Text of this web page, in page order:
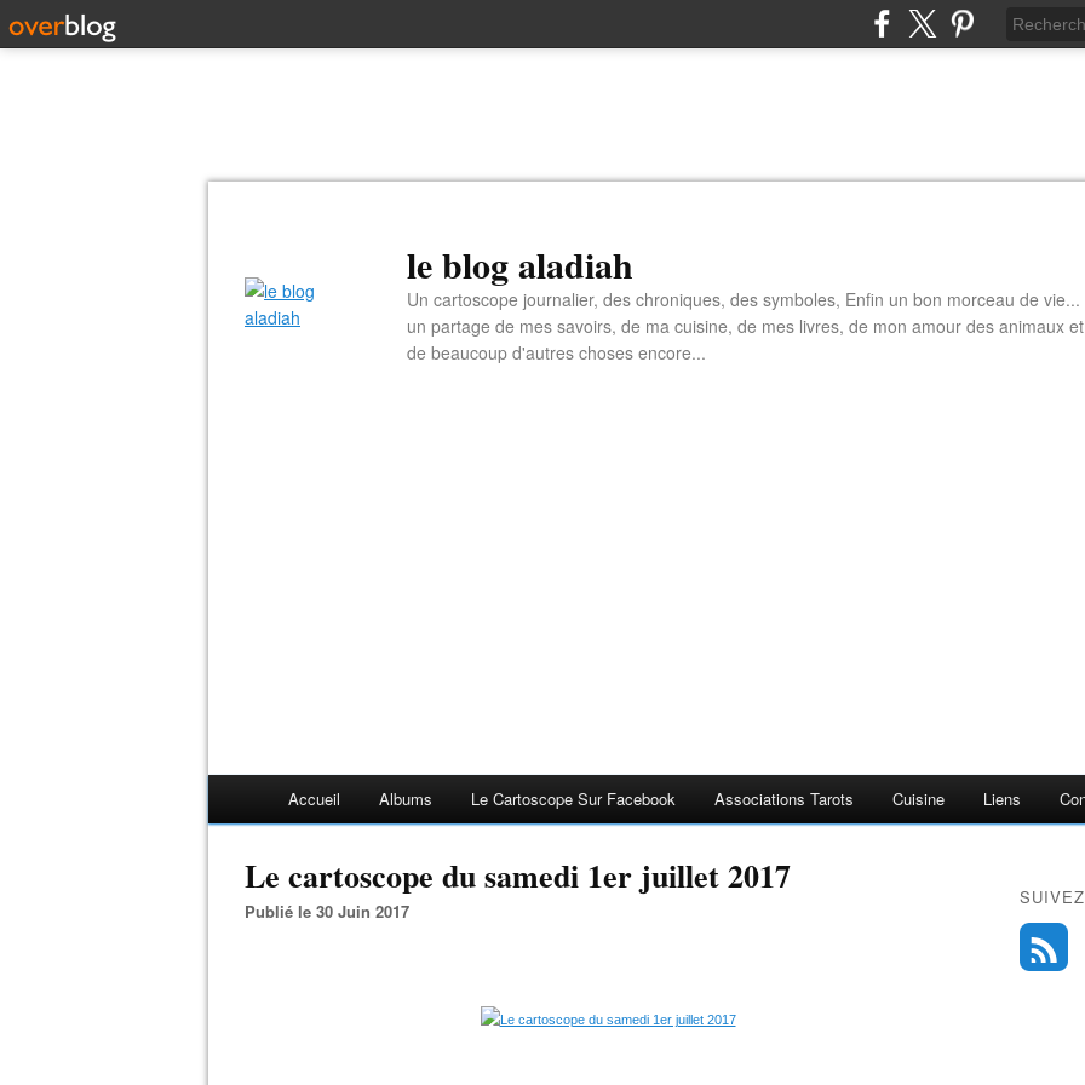
le blog aladiah
Un cartoscope journalier, des chroniques, des symboles, Enfin un bon morceau de vie...
un partage de mes savoirs, de ma cuisine, de mes livres, de mon amour des animaux et
de beaucoup d'autres choses encore...
Accueil Albums Le Cartoscope Sur Facebook Associations Tarots Cuisine Liens
Le cartoscope du samedi 1er juillet 2017
Publié le 30 Juin 2017